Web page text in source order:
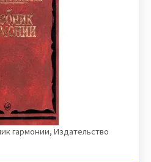
гармонии, Издательство